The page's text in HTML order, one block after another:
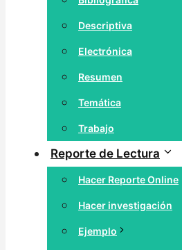
Descriptiva
Electrónica
Resumen
Temática
Trabajo
Reporte de Lectura
Hacer Reporte Online
Hacer investigación
Ejemplo